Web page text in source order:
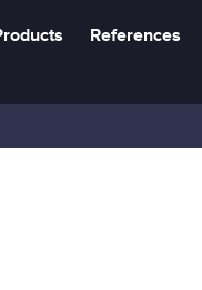
References